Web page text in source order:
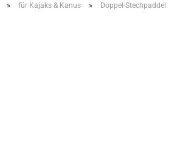
» für Kajaks & Kanus » Doppel-Stechpaddel